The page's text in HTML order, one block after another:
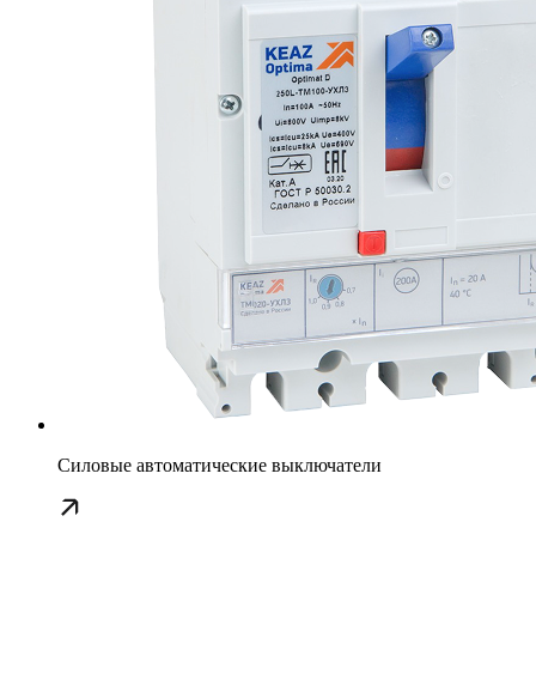
Силовые автоматические выключатели